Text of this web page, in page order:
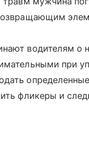
водителям о
при
фликеры и